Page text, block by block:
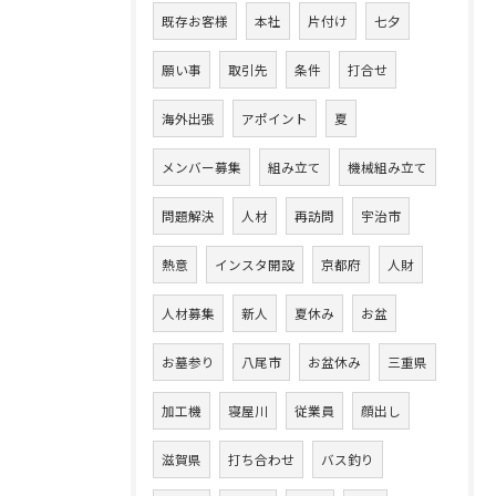
既存お客様 本社 片付け 七夕
願い事 取引先 条件 打合せ
海外出張 アポイント 夏
メンバー募集 組み立て 機械組み立て
問題解決 人材 再訪問 宇治市
熱意 インスタ開設 京都府 人財
人材募集 新人 夏休み お盆
お墓参り 八尾市 お盆休み 三重県
加工機 寝屋川 従業員 顔出し
滋賀県 打ち合わせ バス釣り